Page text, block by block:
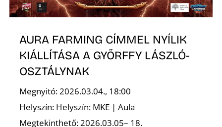
AURA FARMING CÍMMEL NYÍLIK
KIÁLLÍTÁSA A GYŐRFFY LÁSZLÓ-
OSZTÁLYNAK
Megnyitó: 2026.03.04., 18:00
Helyszín: Helyszín: MKE | Aula
Megtekinthető: 2026.03.05– 18.